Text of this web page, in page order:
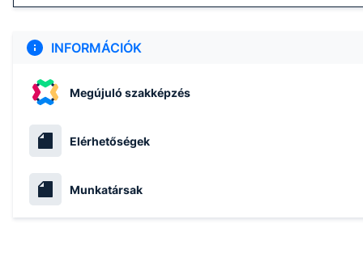
INFORMÁCIÓK
Megújuló szakképzés
Elérhetőségek
Munkatársak